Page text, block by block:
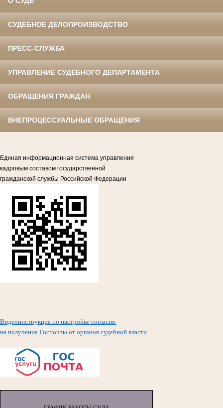
СУДЕБНОЕ ДЕЛОПРОИЗВОДСТВО
ПРЕСС-СЛУЖБА
УПРАВЛЕНИЕ СУДЕБНОГО ДЕПАРТАМЕНТА
ОБРАЩЕНИЯ ГРАЖДАН
ВНЕПРОЦЕССУАЛЬНЫЕ ОБРАЩЕНИЯ
Единая информационная система управления
кадровым составом государственной
гражданской службы Российской Федерации
Видеоинструкция по настройке согласия
на получение Госпочты от органов судебной власти